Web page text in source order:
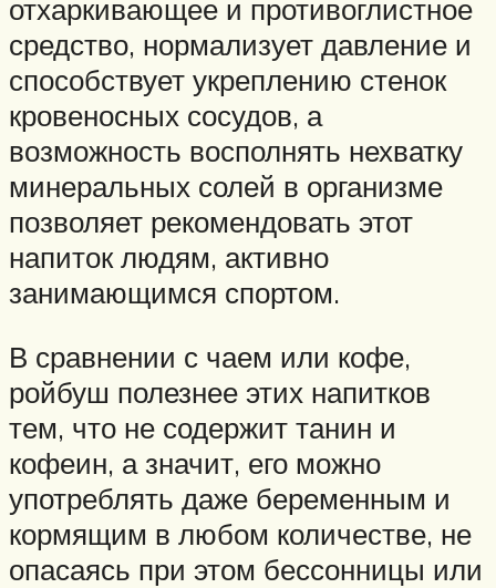
отхаркивающее и противоглистное
средство, нормализует давление и
способствует укреплению стенок
кровеносных сосудов, а
возможность восполнять нехватку
минеральных солей в организме
позволяет рекомендовать этот
напиток людям, активно
занимающимся спортом.
В сравнении с чаем или кофе,
ройбуш полезнее этих напитков
тем, что не содержит танин и
кофеин, а значит, его можно
употреблять даже беременным и
кормящим в любом количестве, не
опасаясь при этом бессонницы или